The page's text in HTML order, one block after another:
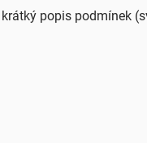
popis podmínek